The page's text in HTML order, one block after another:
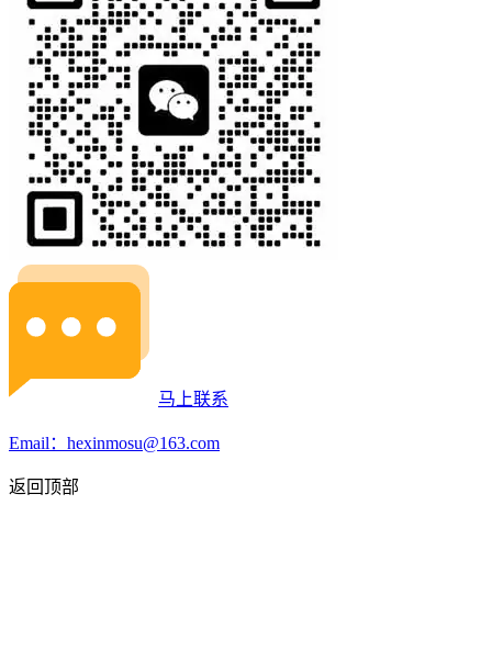
马上联系
Email：hexinmosu@163.com
返回顶部